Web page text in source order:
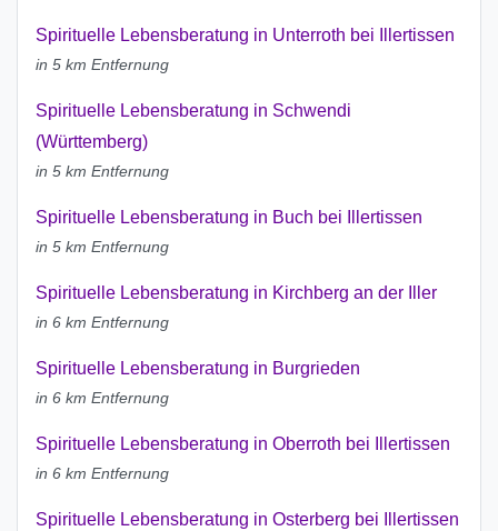
Spirituelle Lebensberatung in Unterroth bei Illertissen
in 5 km Entfernung
Spirituelle Lebensberatung in Schwendi
(Württemberg)
in 5 km Entfernung
Spirituelle Lebensberatung in Buch bei Illertissen
in 5 km Entfernung
Spirituelle Lebensberatung in Kirchberg an der Iller
in 6 km Entfernung
Spirituelle Lebensberatung in Burgrieden
in 6 km Entfernung
Spirituelle Lebensberatung in Oberroth bei Illertissen
in 6 km Entfernung
Spirituelle Lebensberatung in Osterberg bei Illertissen